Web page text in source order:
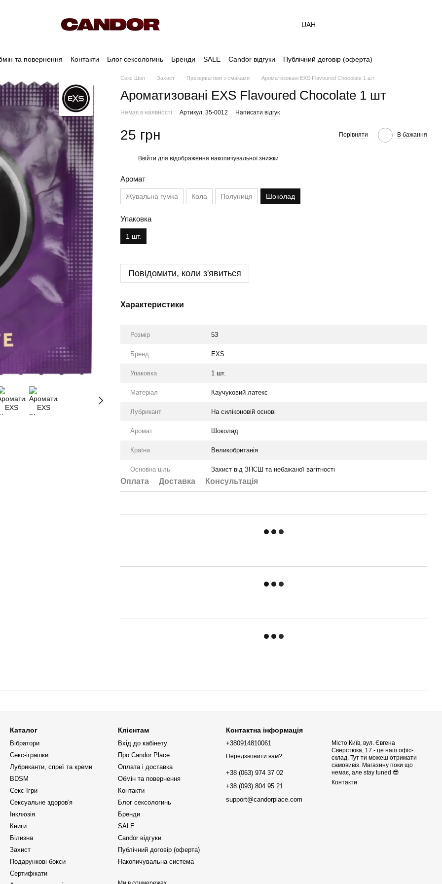
UAH
та повернення Контакти Блог сексологинь Бренди SALE Candor відгуки Публічний договір (оферта)
Секс Шоп Захист Презервативи з смаками Ароматизовані EXS Flavoured Chocolate 1 шт
Ароматизовані EXS Flavoured Chocolate 1 шт
Немає в наявності Артикул: 35-0012 Написати відгук
25 грн Порівняти В бажання
Ввійти для відображення накопичувальної знижки
Аромат
Жувальна гумка Кола Полуниця Шоколад
Упаковка
1 шт.
Повідомити, коли з'явиться
Характеристики
Розмір 53
Бренд EXS
Упаковка 1 шт.
Матеріал Каучуковий латекс
Лубрикант На силіконовій основі
Аромат Шоколад
Країна Великобританія
Основна ціль Захист від ЗПСШ та небажаної вагітності
Оплата Доставка Консультація
Каталог
Вібратори
Секс-іграшки
Лубриканти, спреї та креми
BDSM
Секс-Ігри
Сексуальне здоров'я
Інклюзія
Книги
Білизна
Захист
Подарункові бокси
Сертифікати
Клієнтам
Вхід до кабінету
Про Candor Place
Оплата і доставка
Обмін та повернення
Контакти
Блог сексологинь
Бренди
SALE
Candor відгуки
Публічний договір (оферта)
Накопичувальна система
Контактна інформація
+380914810061
Передзвонити вам?
+38 (063) 974 37 02
+38 (093) 804 95 21
support@candorplace.com
Місто Київ, вул. Євгена
Сверстюка, 17 - це наш офіс-
склад. Тут ти можеш отримати
самовивіз. Магазину поки що
немає, але stay tuned 😎
Контакти